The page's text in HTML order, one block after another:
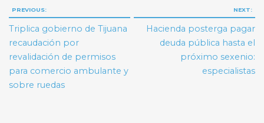
Navegación
de
entradas
PREVIOUS:
Triplica gobierno de Tijuana
recaudación por
revalidación de permisos
para comercio ambulante y
sobre ruedas
NEXT:
Hacienda posterga pagar
deuda pública hasta el
próximo sexenio:
especialistas